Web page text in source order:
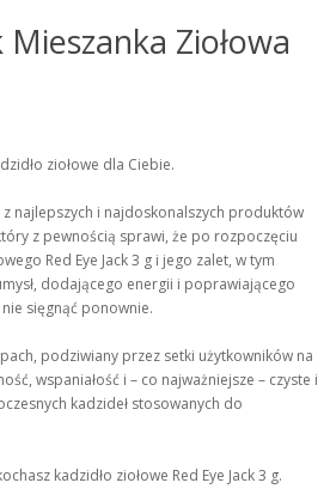
Mieszanka Ziołowa
ziołowe dla Ciebie.
najlepszych i najdoskonalszych produktów
z pewnością sprawi, że po rozpoczęciu
Red Eye Jack 3 g i jego zalet, w tym
dodającego energii i poprawiającego
sięgnąć ponownie.
podziwiany przez setki użytkowników na
wspaniałość i – co najważniejsze – czyste i
kadzideł stosowanych do
kadzidło ziołowe Red Eye Jack 3 g.